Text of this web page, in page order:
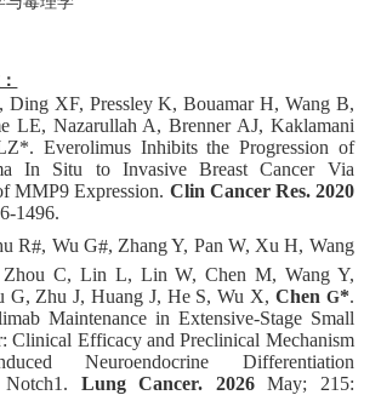
Ding XF, Pressley K, Bouamar H, Wang B,
LE, Nazarullah A, Brenner AJ, Kaklamani
Everolimus Inhibits the Progression of
In Situ to Invasive Breast Cancer Via
MMP9 Expression. Clin Cancer Res. 2020
1496.
R#, Wu G#, Zhang Y, Pan W, Xu H, Wang
Zhou C, Lin L, Lin W, Chen M, Wang Y,
G, Zhu J, Huang J, He S, Wu X, Chen G*.
Maintenance in Extensive-Stage Small
Clinical Efficacy and Preclinical Mechanism
Neuroendocrine Differentiation
Notch1. Lung Cancer. 2026May; 215: